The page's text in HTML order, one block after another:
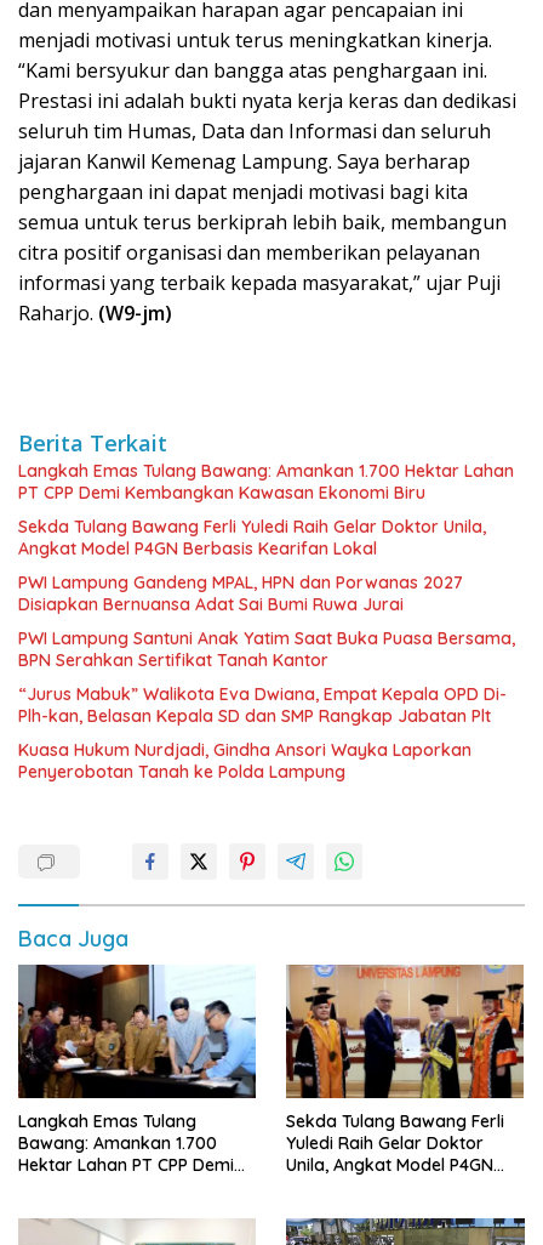
dan menyampaikan harapan agar pencapaian ini
menjadi motivasi untuk terus meningkatkan kinerja.
“Kami bersyukur dan bangga atas penghargaan ini.
Prestasi ini adalah bukti nyata kerja keras dan dedikasi
seluruh tim Humas, Data dan Informasi dan seluruh
jajaran Kanwil Kemenag Lampung. Saya berharap
penghargaan ini dapat menjadi motivasi bagi kita
semua untuk terus berkiprah lebih baik, membangun
citra positif organisasi dan memberikan pelayanan
informasi yang terbaik kepada masyarakat,” ujar Puji
Raharjo. (W9-jm)
Berita Terkait
Langkah Emas Tulang Bawang: Amankan 1.700 Hektar Lahan
PT CPP Demi Kembangkan Kawasan Ekonomi Biru
Sekda Tulang Bawang Ferli Yuledi Raih Gelar Doktor Unila,
Angkat Model P4GN Berbasis Kearifan Lokal
PWI Lampung Gandeng MPAL, HPN dan Porwanas 2027
Disiapkan Bernuansa Adat Sai Bumi Ruwa Jurai
PWI Lampung Santuni Anak Yatim Saat Buka Puasa Bersama,
BPN Serahkan Sertifikat Tanah Kantor
“Jurus Mabuk” Walikota Eva Dwiana, Empat Kepala OPD Di-
Plh-kan, Belasan Kepala SD dan SMP Rangkap Jabatan Plt
Kuasa Hukum Nurdjadi, Gindha Ansori Wayka Laporkan
Penyerobotan Tanah ke Polda Lampung
Baca Juga
Langkah Emas Tulang
Bawang: Amankan 1.700
Hektar Lahan PT CPP Demi
Sekda Tulang Bawang Ferli
Yuledi Raih Gelar Doktor
Unila, Angkat Model P4GN